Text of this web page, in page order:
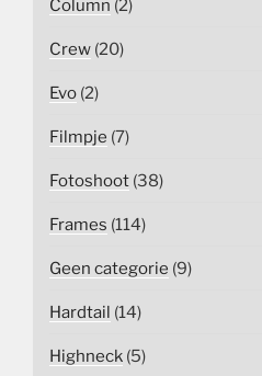
Column (2)
Crew (20)
Evo (2)
Filmpje (7)
Fotoshoot (38)
Frames (114)
Geen categorie (9)
Hardtail (14)
Highneck (5)